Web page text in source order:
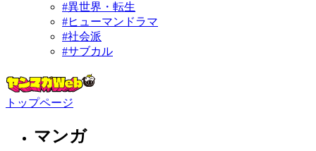
#異世界・転生
#ヒューマンドラマ
#社会派
#サブカル
トップページ
マンガ